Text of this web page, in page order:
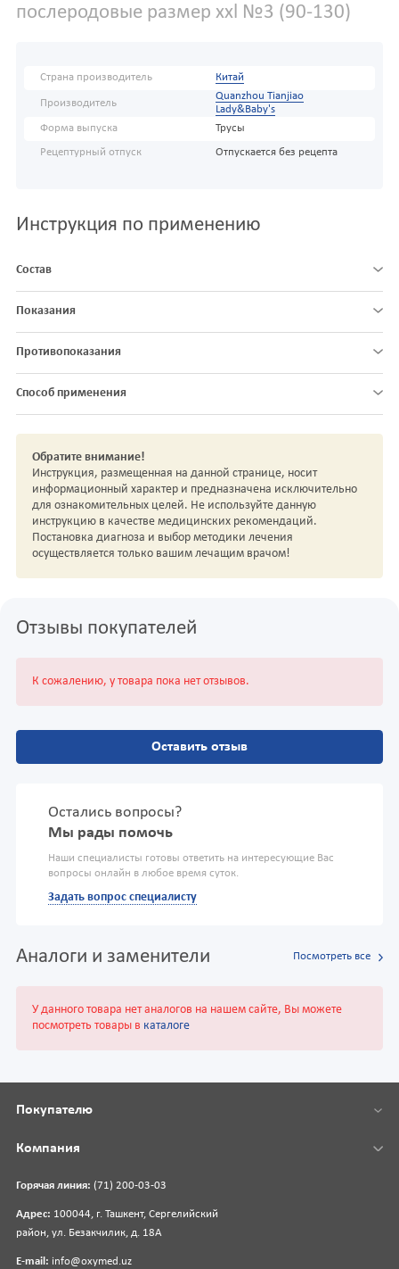
послеродовые размер xxl №3 (90-130)
Страна производитель Китай
Производитель
Quanzhou Tianjiao
Lady&Baby's
Форма выпуска
Трусы
Рецептурный отпуск Отпускается без рецепта
Инструкция по применению
Состав
Показания
Противопоказания
Способ применения
Обратите внимание!
Инструкция, размещенная на данной странице, носит
информационный характер и предназначена исключительно
для ознакомительных целей. Не используйте данную
инструкцию в качестве медицинских рекомендаций.
Постановка диагноза и выбор методики лечения
осуществляется только вашим лечащим врачом!
Отзывы покупателей
К сожалению, у товара пока нет отзывов.
Оставить отзыв
Остались вопросы?
Мы рады помочь
Наши специалисты готовы ответить на интересующие Вас
вопросы онлайн в любое время суток.
Задать вопрос специалисту
Аналоги и заменители Посмотреть все
У данного товара нет аналогов на нашем сайте, Вы можете
посмотреть товары в каталоге
Горячая линия: (71) 200-03-03
Адрес: 100044, г. Ташкент, Сергелийский
район, ул. Безакчилик, д. 18А
E-mail: info@oxymed.uz
Покупателю
Компания